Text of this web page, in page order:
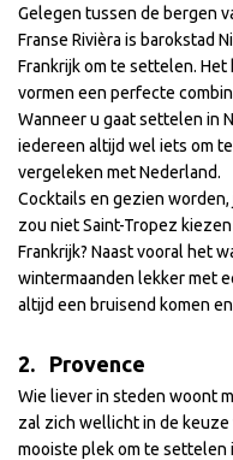
Gelegen tussen de bergen
Franse Rivièra is barokstad
Frankrijk om te settelen.
vormen een perfecte
Wanneer u gaat settelen in
iedereen altijd wel iets om
vergeleken met Nederland.
Cocktails en gezien
zou niet Saint-Tropez
Frankrijk? Naast vooral het
wintermaanden lekker met
altijd een bruisend komen en
2. Provence
Wie liever in steden woont
zal zich wellicht in de keuze
mooiste plek om te settelen